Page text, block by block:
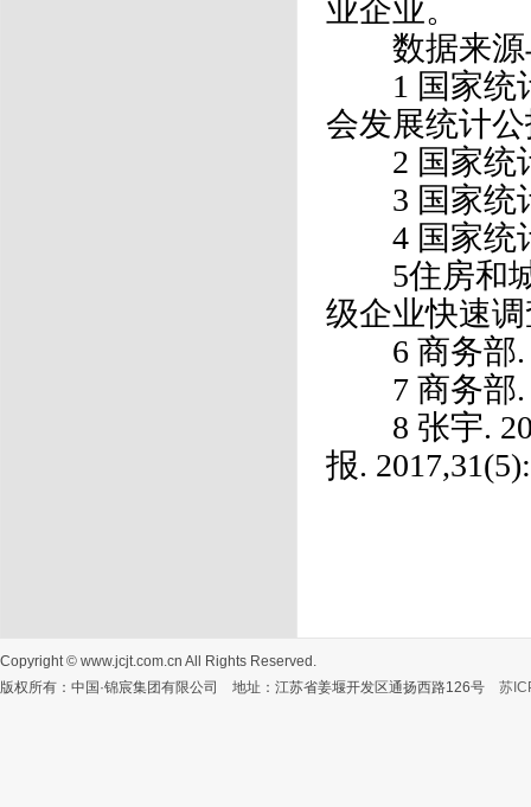
业企业。
数据来源
1 国家统计
会发展统计
2 国家统计
3 国家统计
4 国家统计
5住房和城
级企业快速
6 商务部.
7 商务部.
8 张宇.
报.
Copyright © www.jcjt.com.cn All Rights Reserved.
版权所有：中国·锦宸集团有限公司 地址：江苏省姜堰开发区通扬西路126号 苏